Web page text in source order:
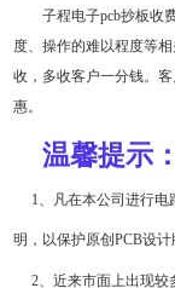
子程电子pcb抄板收
度、操作的难以程度等
收，多收客户一分钱。
惠。
温馨提示：
1、凡在本公司进行电
明，以保护原创PCB设
2、近来市面上出现较